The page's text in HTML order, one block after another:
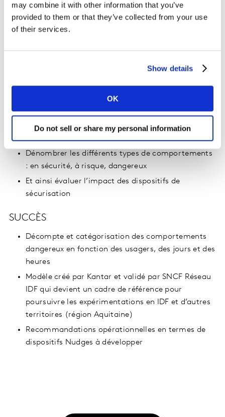
may combine it with other information that you’ve
provided to them or that they’ve collected from your use
of their services.
Show details
OK
Do not sell or share my personal information
Des observations in situ, des entretiens, de l’eye-
tracking et le modèle Kantar Behaviour Change,
des recommandations opérationnelles
modèle d’Intelligence Artificielle complexe et dédié
Identifier et qualifier tous les mouvements des
usagers pendant 1 mois
Dénombrer les différents types de comportements
: en sécurité, à risque, dangereux
Et ainsi évaluer l’impact des dispositifs de
sécurisation
SUCCÈS
Décompte et catégorisation des comportements
dangereux en fonction des usagers, des jours et des
heures
Modèle créé par Kantar et validé par SNCF Réseau
IDF qui devient un cadre de référence pour
poursuivre les expérimentations en IDF et d’autres
territoires (région Aquitaine)
Recommandations opérationnelles en termes de
dispositifs Nudges à développer